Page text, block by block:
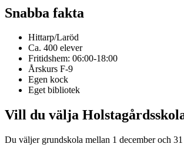
Snabba fakta
Hittarp/Laröd
Ca. 400 elever
Fritidshem: 06:00-18:00
Årskurs F-9
Egen kock
Eget bibliotek
Vill du välja
Du väljer grundskola mellan 1 december och